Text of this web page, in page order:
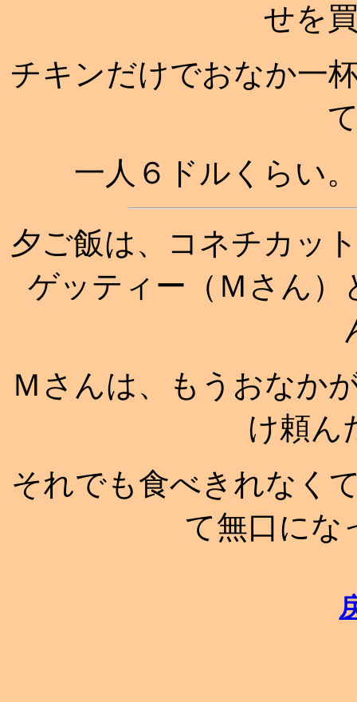
せを
チキンだけでおなか一
一人６ドルくらい
夕ご飯は、コネチカッ
ゲッティー（Ｍさん
Ｍさんは、もうおなか
け頼ん
それでも食べきれなく
て無口にな